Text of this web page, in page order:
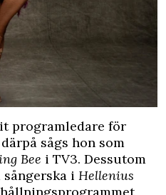
programledare för
sågs hon som
Bee i TV3. Dessutom
i Hellenius